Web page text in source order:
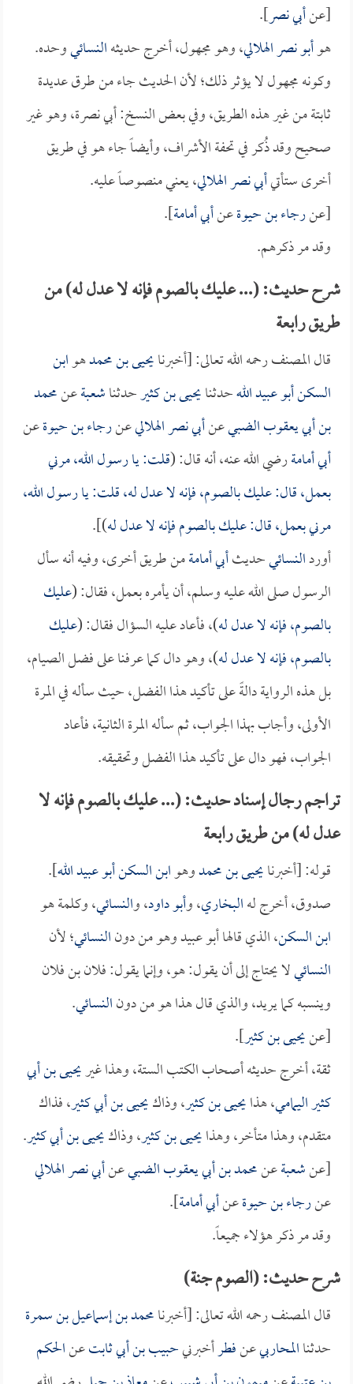
[عنأبي نصر].
هوأبو نصر الهلالي، وهو مجهول، أخرج حديثهالنسائيوحده.
وكونه مجهول لا يؤثر ذلك؛ لأن الحديث جاء من طرق عديدة
ثابتة من غير هذه الطريق، وفي بعض النسخ: أبي نصرة، وهو غير
صحيح وقد ذُكر في تحفة الأشراف، وأيضاً جاء هو في طريق
أخرى ستأتيأبي نصر الهلالي، يعني منصوصاً عليه.
[عنرجاء بن حيوةعنأبي أمامة].
وقد مر ذكرهم.
شرح حديث: (... عليك بالصوم فإنه لا عدل له) من
طريق رابعة
قال المصنف رحمه الله تعالى: [أخبرنايحيى بن محمدهوابن
السكن أبو عبيد اللهحدثنايحيى بن كثيرحدثناشعبةعنمحمد
بن أبي يعقوب الضبيعنأبي نصر الهلاليعنرجاء بن حيوةعن
أبي أمامةرضي الله عنه، أنه قال: (قلت: يا رسول الله، مرني
بعمل، قال: عليك بالصوم، فإنه لا عدل له، قلت: يا رسول الله،
مرني بعمل، قال: عليك بالصوم فإنه لا عدل له)].
أوردالنسائيحديثأبي أمامةمن طريق أخرى، وفيه أنه سأل
الرسول صلى الله عليه وسلم، أن يأمره بعمل، فقال: (عليك
بالصوم، فإنه لا عدل له)، فأعاد عليه السؤال فقال: (عليك
بالصوم، فإنه لا عدل له)، وهو دال كما عرفنا على فضل الصيام،
بل هذه الرواية دالةً على تأكيد هذا الفضل، حيث سأله في المرة
الأولى، وأجاب بهذا الجواب، ثم سأله المرة الثانية، فأعاد
الجواب، فهو دال على تأكيد هذا الفضل وتحقيقه.
تراجم رجال إسناد حديث: (... عليك بالصوم فإنه لا
عدل له) من طريق رابعة
قوله: [أخبرنايحيى بن محمدوهوابن السكن أبو عبيد الله].
صدوق، أخرج لهالبخاري، وأبو داود، والنسائي، وكلمة هو
ابن السكن، الذي قالها أبو عبيد وهو من دونالنسائي؛ لأن
النسائيلا يحتاج إلى أن يقول: هو، وإنما يقول: فلان بن فلان
وينسبه كما يريد، والذي قال هذا هو من دونالنسائي.
[عنيحيى بن كثير].
ثقة، أخرج حديثه أصحاب الكتب الستة، وهذا غيريحيى بن أبي
كثير اليمامي، هذايحيى بن كثير، وذاكيحيى بن أبي كثير، فذاك
متقدم، وهذا متأخر، وهذايحيى بن كثير، وذاكيحيى بن أبي كثير.
[عنشعبةعنمحمد بن أبي يعقوب الضبيعنأبي نصر الهلالي
عنرجاء بن حيوةعنأبي أمامة].
وقد مر ذكر هؤلاء جميعاً.
شرح حديث: (الصوم جنة)
قال المصنف رحمه الله تعالى: [أخبرنامحمد بن إسماعيل بن سمرة
حدثناالمحاربيعنفطرأخبرنيحبيب بن أبي ثابتعنالحكم